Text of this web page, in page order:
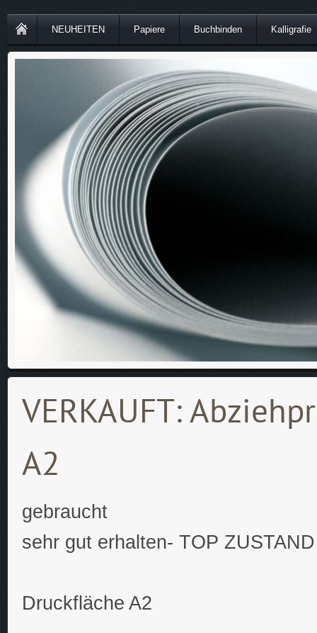
NEUHEITEN Papiere Buchbinden Kalligrafie
VERKAUFT:
A2
gebraucht
sehr gut erhalten- TOP ZUSTAND
Druckfläche A2